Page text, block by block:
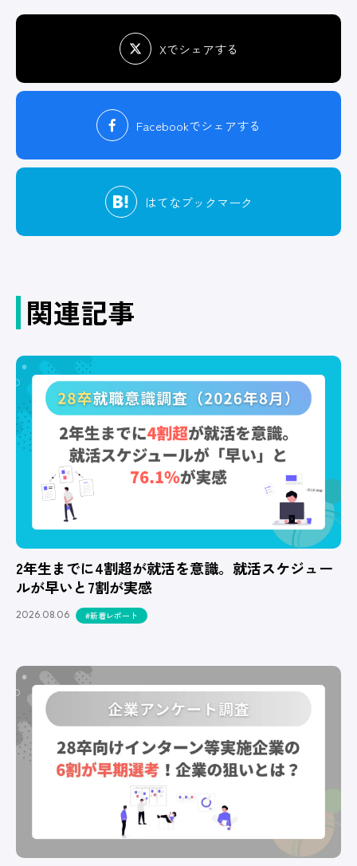
Xでシェアする
Facebookでシェアする
はてなブックマーク
関連記事
2年生までに4割超が就活を意識。就活スケジュー
ルが早いと7割が実感
2026.08.06 #新着レポート